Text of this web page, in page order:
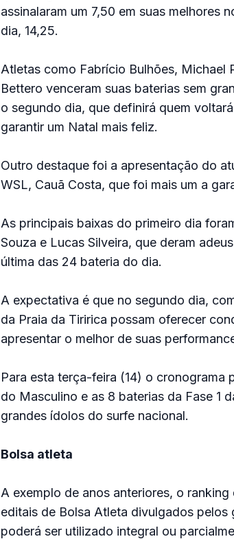
assinalaram um 7,50 em suas melhores
dia, 14,25.
Atletas como Fabrício Bulhões, Michael
Bettero venceram suas baterias sem
o segundo dia, que definirá quem
garantir um Natal mais feliz.
Outro destaque foi a apresentação do
WSL, Cauã Costa, que foi mais um a
As principais baixas do primeiro dia
Souza e Lucas Silveira, que deram
última das 24 bateria do dia.
A expectativa é que no segundo dia,
da Praia da Tiririca possam oferecer
apresentar o melhor de suas
Para esta terça-feira (14) o cronograma
do Masculino e as 8 baterias da Fase 1
grandes ídolos do surfe nacional.
Bolsa atleta
A exemplo de anos anteriores, o
editais de Bolsa Atleta divulgados pelos
poderá ser utilizado integral ou